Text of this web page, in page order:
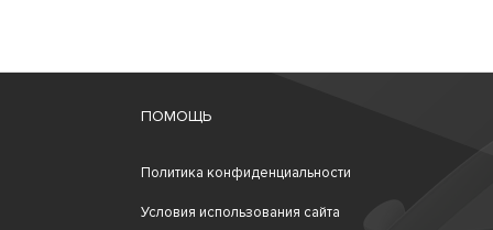
ПОМОЩЬ
Политика конфиденциальности
Условия использования сайта